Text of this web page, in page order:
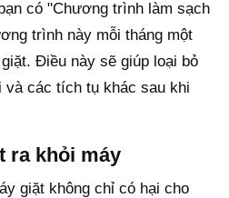
có "Chương trình làm sạch
trình này mỗi tháng một
Điều này sẽ giúp loại bỏ
và các tích tụ khác sau khi
ra khỏi máy
giặt không chỉ có hại cho